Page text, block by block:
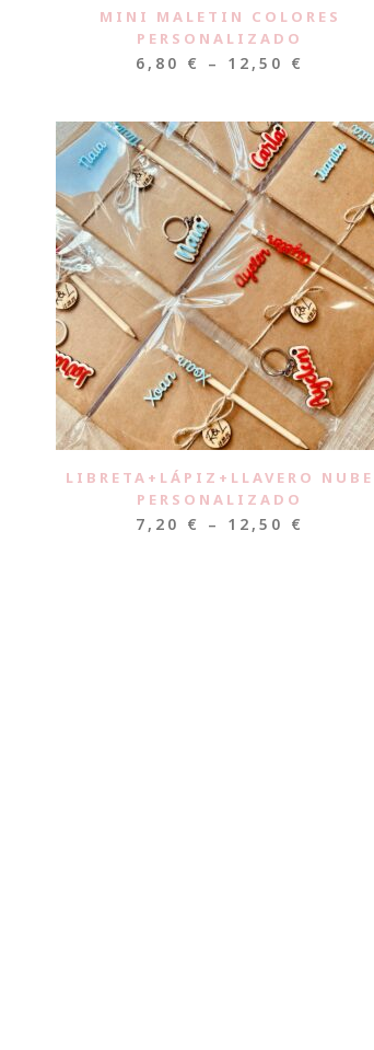
MINI MALETIN COLORES
PERSONALIZADO
6,80 € – 12,50 €
LIBRETA+LÁPIZ+LLAVERO NUBE
PERSONALIZADO
7,20 € – 12,50 €